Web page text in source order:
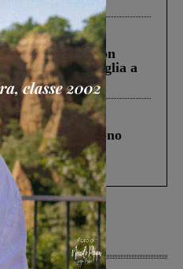
di Castiglion
ucciso la figlia a
A1 in cui morirono
Lo schianto, il
fra tir....